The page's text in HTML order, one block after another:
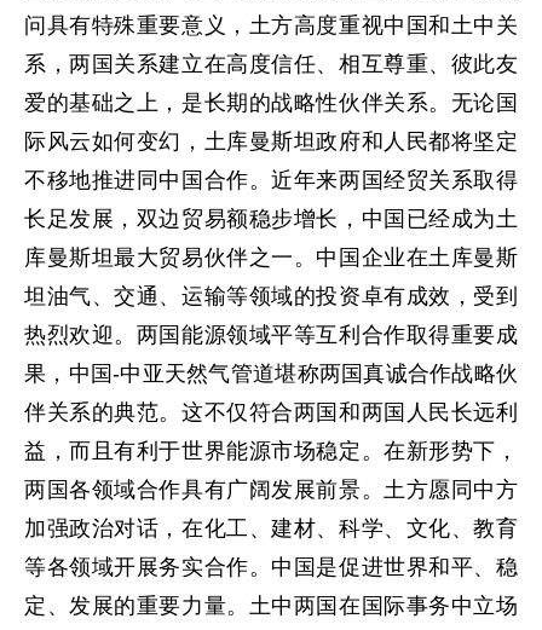
问具有特殊重要意义，土方高度重视中国和土中关
系，两国关系建立在高度信任、相互尊重、彼此友
爱的基础之上，是长期的战略性伙伴关系。无论国
际风云如何变幻，土库曼斯坦政府和人民都将坚定
不移地推进同中国合作。近年来两国经贸关系取得
长足发展，双边贸易额稳步增长，中国已经成为土
库曼斯坦最大贸易伙伴之一。中国企业在土库曼斯
坦油气、交通、运输等领域的投资卓有成效，受到
热烈欢迎。两国能源领域平等互利合作取得重要成
果，中国-中亚天然气管道堪称两国真诚合作战略伙
伴关系的典范。这不仅符合两国和两国人民长远利
益，而且有利于世界能源市场稳定。在新形势下，
两国各领域合作具有广阔发展前景。土方愿同中方
加强政治对话，在化工、建材、科学、文化、教育
等各领域开展务实合作。中国是促进世界和平、稳
定、发展的重要力量。土中两国在国际事务中立场